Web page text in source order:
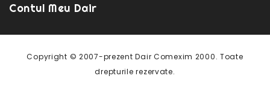
Contul Meu Dair
Copyright © 2007-prezent Dair Comexim 2000. Toate
drepturile rezervate.